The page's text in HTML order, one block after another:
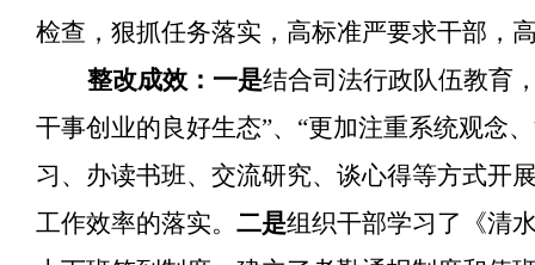
检查，狠抓任务落实，高标准严要求干部，
整改成效：一是结合司法行政队伍教育
干事创业的良好生态”、“更加注重系统观念
习、办读书班、交流研究、谈心得等方式开
工作效率的落实。 二是组织干部学习了《清